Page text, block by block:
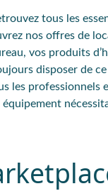
tous les
nos offres de
vos produits
disposer de
les